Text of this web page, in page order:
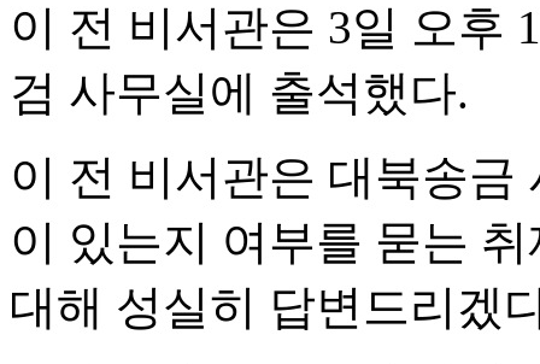
이 전 비서관은 3일 오후
검 사무실에 출석했다.
이 전 비서관은 대북송금
이 있는지 여부를 묻는
대해 성실히 답변드리겠